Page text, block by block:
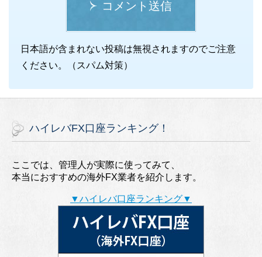
コメント送信
日本語が含まれない投稿は無視されますのでご注意
ください。（スパム対策）
ハイレバFX口座ランキング！
ここでは、管理人が実際に使ってみて、
本当におすすめの海外FX業者を紹介します。
▼ハイレバ口座ランキング▼